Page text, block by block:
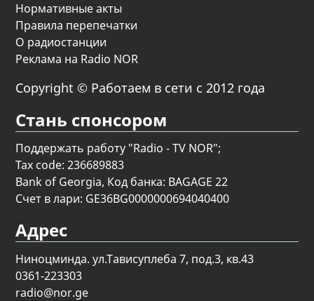
Нормативные акты
Правила перепечатки
О радиостанции
Реклама на Radio NOR
Copyright © Работаем в сети с 2012 года
Стань спонсором
Поддержать работу "Radio - TV NOR";
Tax code: 236689883
Bank of Georgia, Код банка: BAGAGE 22
Счет в лари: GE36BG0000000694040400
Адрес
Ниноцминда. ул.Тависуплеба 7, под.3, кв.43
0361-223303
radio@nor.ge